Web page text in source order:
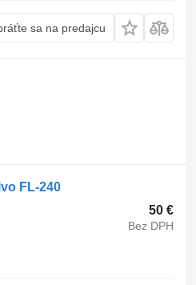
sa na predajcu
FL-240
50 €
Bez DPH